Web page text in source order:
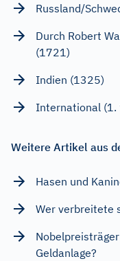
Russland/
Durch Robert
(1721)
Indien (1325)
International (1.
Weitere Artikel aus
Hasen und
Wer verbreitete
Geldanlage?